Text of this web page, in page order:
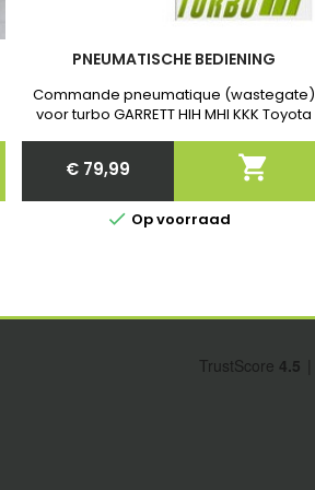
PNEUMATISCHE BEDIENING
Commande pneumatique (wastegate)
voor turbo GARRETT HIH MHI KKK Toyota
communiquer nous la Referenties exact
van jouw turbo!
Price
€ 79,99 
 Op voorraad